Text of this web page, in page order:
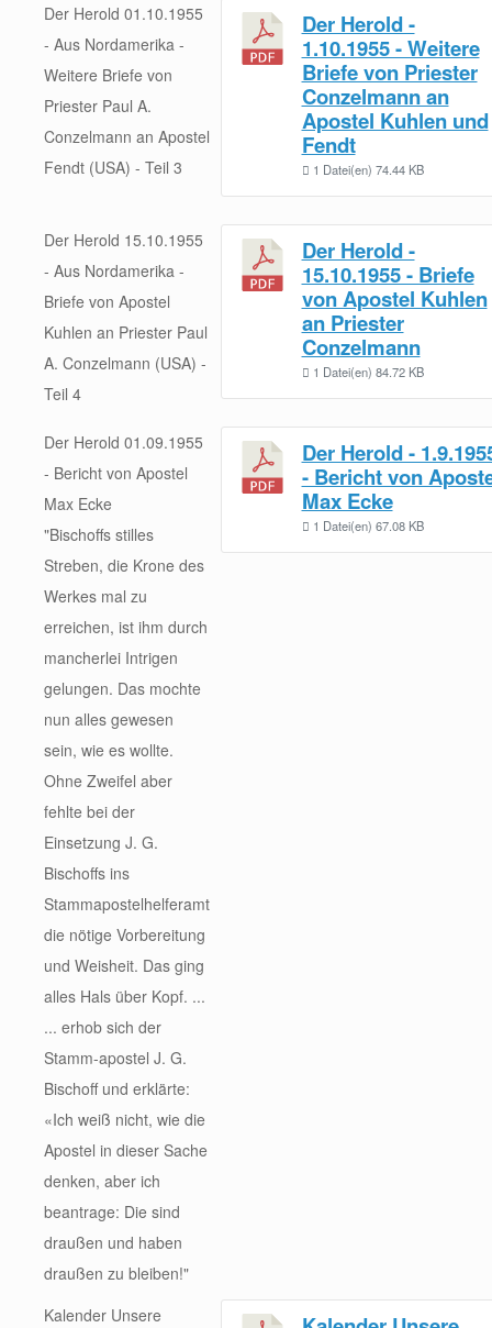
Der Herold 01.10.1955
- Aus Nordamerika -
Weitere Briefe von
Priester Paul A.
Conzelmann an Apostel
Fendt (USA) - Teil 3
Der Herold -
1.10.1955 - Weitere
Briefe von Priester
Conzelmann an
Apostel Kuhlen und
Fendt
1 Datei(en) 74.44 KB
Der Herold 15.10.1955
- Aus Nordamerika -
Briefe von Apostel
Kuhlen an Priester Paul
A. Conzelmann (USA) -
Teil 4
Der Herold -
15.10.1955 - Briefe
von Apostel Kuhlen
an Priester
Conzelmann
1 Datei(en) 84.72 KB
Der Herold 01.09.1955
- Bericht von Apostel
Max Ecke
"Bischoffs stilles
Streben, die Krone des
Werkes mal zu
erreichen, ist ihm durch
mancherlei Intrigen
gelungen. Das mochte
nun alles gewesen
sein, wie es wollte.
Ohne Zweifel aber
fehlte bei der
Einsetzung J. G.
Bischoffs ins
Stammapostelhelferamt
die nötige Vorbereitung
und Weisheit. Das ging
alles Hals über Kopf. ...
... erhob sich der
Stamm-apostel J. G.
Bischoff und erklärte:
«Ich weiß nicht, wie die
Apostel in dieser Sache
denken, aber ich
beantrage: Die sind
draußen und haben
draußen zu bleiben!"
Der Herold -
- Bericht von
Max Ecke
1 Datei(en) 67.08 KB
Kalender Unsere